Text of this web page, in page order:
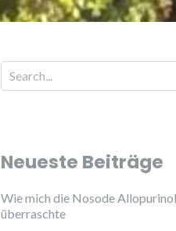
Search for:
Neueste Beiträge
Wie mich die Nosode Allopurinol
überraschte